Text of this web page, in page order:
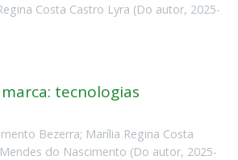
Costa Castro Lyra (Do autor, 2025-
tecnologias
Bezerra; Marília Regina Costa
do Nascimento (Do autor, 2025-